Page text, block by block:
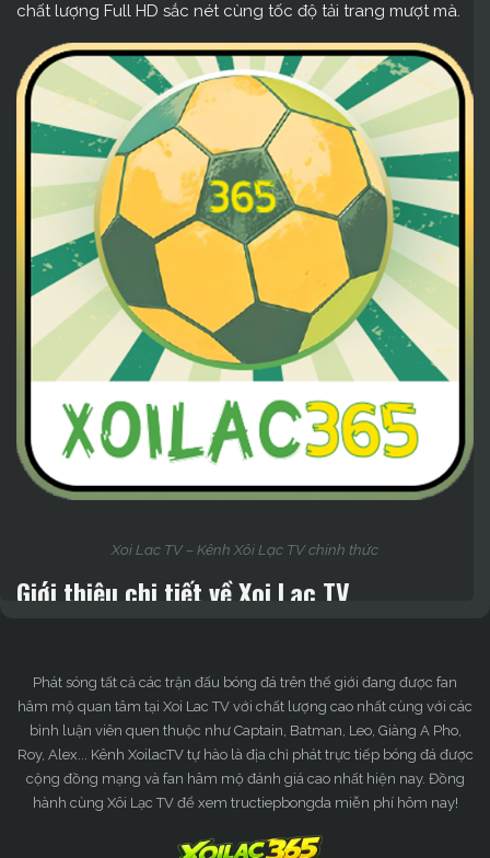
chất lượng Full HD sắc nét cùng tốc độ tải trang mượt mà.
Xoi Lac TV – Kênh Xôi Lạc TV chính thức
Giới thiệu chi tiết về Xoi Lac TV
truy cập mỗi ngày. Dù là thương hiệu mới, nhưng nhờ sự
đầu tư bài bản về công nghệ và nội dung, XoiLac365 đã
nhanh chóng khẳng định vị thế, trở thành điểm đến lý
tưởng vượt trội hơn hẳn các trang web phát sóng truyền
thống.
✔️ Kênh trực tiếp bóng đá Xoilac TV 365.
Phát sóng tất cả các trận đấu bóng đá trên thế giới đang được fan
hâm mộ quan tâm tại Xoi Lac TV với chất lượng cao nhất cùng với các
bình luận viên quen thuộc như Captain, Batman, Leo, Giàng A Pho,
Roy, Alex... Kênh XoilacTV tự hào là địa chỉ phát trực tiếp bóng đá được
cộng đồng mạng và fan hâm mộ đánh giá cao nhất hiện nay. Đồng
hành cùng Xôi Lạc TV để xem tructiepbongda miễn phí hôm nay!